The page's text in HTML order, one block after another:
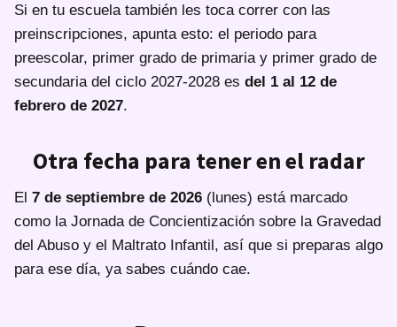
Si en tu escuela también les toca correr con las
preinscripciones, apunta esto: el periodo para
preescolar, primer grado de primaria y primer grado de
secundaria del ciclo 2027-2028 es del 1 al 12 de
febrero de 2027.
Otra fecha para tener en el radar
El 7 de septiembre de 2026 (lunes) está marcado
como la Jornada de Concientización sobre la Gravedad
del Abuso y el Maltrato Infantil, así que si preparas algo
para ese día, ya sabes cuándo cae.